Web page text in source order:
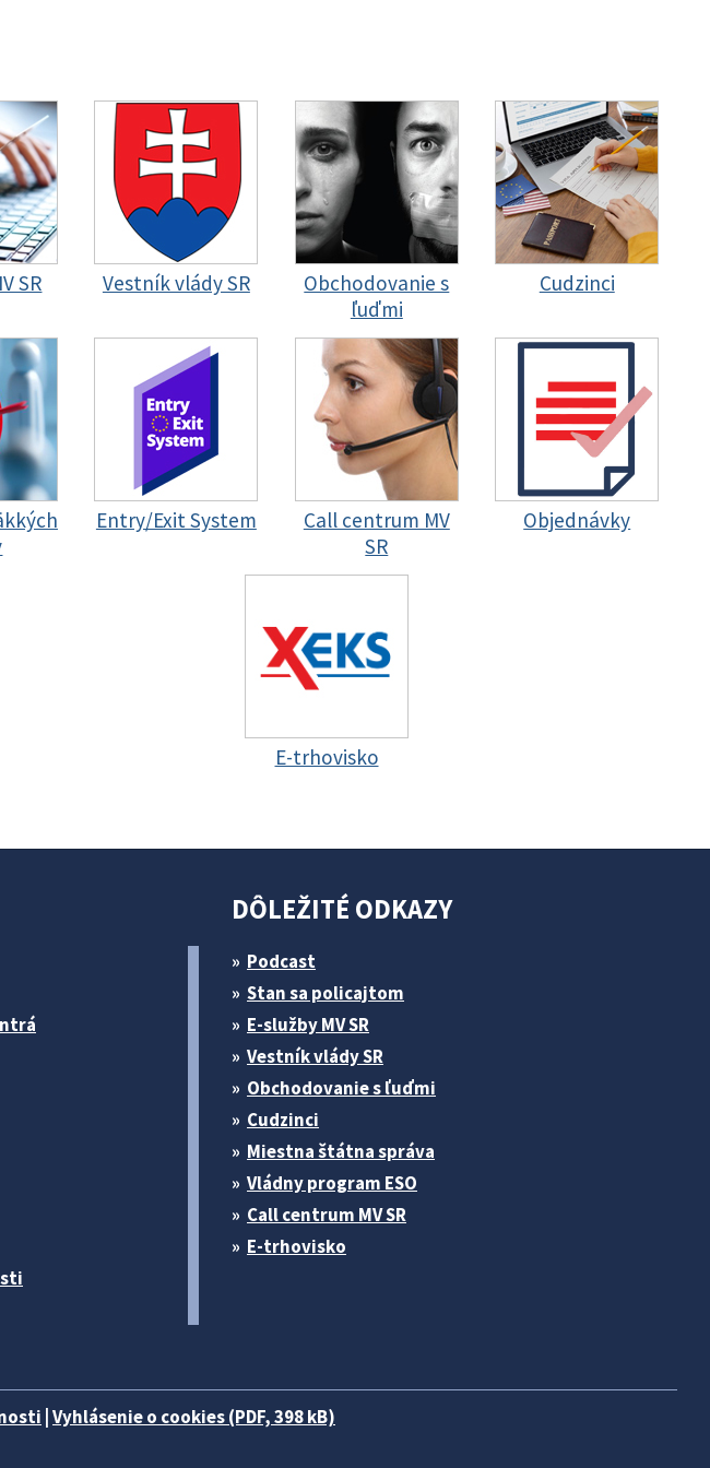
SR Vestník vlády SR
Obchodovanie s
ľuďmi
Cudzinci
Entry/Exit System
Call centrum MV
SR
Objednávky
E-trhovisko
DÔLEŽITÉ ODKAZY
Podcast
Stan sa policajtom
E-služby MV SR
Vestník vlády SR
Obchodovanie s ľuďmi
Cudzinci
Miestna štátna správa
Vládny program ESO
Call centrum MV SR
E-trhovisko
Vyhlásenie o cookies (PDF, 398 kB)